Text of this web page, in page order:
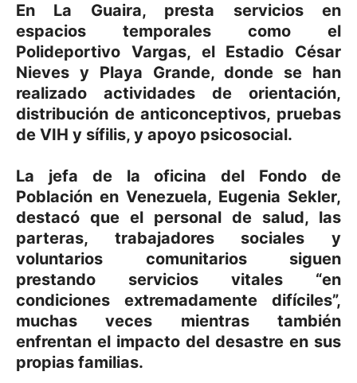
En La Guaira, presta servicios en
espacios temporales como el
Polideportivo Vargas, el Estadio César
Nieves y Playa Grande, donde se han
realizado actividades de orientación,
distribución de anticonceptivos, pruebas
de VIH y sífilis, y apoyo psicosocial.
La jefa de la oficina del Fondo de
Población en Venezuela, Eugenia Sekler,
destacó que el personal de salud, las
parteras, trabajadores sociales y
voluntarios comunitarios siguen
prestando servicios vitales “en
condiciones extremadamente difíciles”,
muchas veces mientras también
enfrentan el impacto del desastre en sus
propias familias.